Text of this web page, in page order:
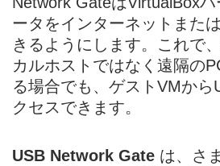
ータをインターネットまた
きるようにします。これで
カルホストではなく遠隔の
る場合でも、ゲストVMから
クセスできます。
USB Network Gate は、さ